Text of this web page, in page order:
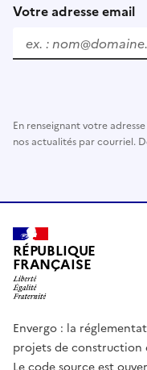
Votre adresse email
En renseignant votre
nos actualités par courriel.
RÉPUBLIQUE
FRANÇAISE
Envergo : la
projets de construction